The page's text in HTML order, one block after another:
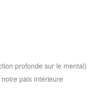
profonde sur le mental)
paix intérieure